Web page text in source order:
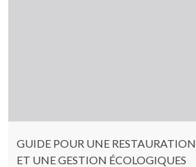
GUIDE POUR UNE RESTAURATION
ET UNE GESTION ÉCOLOGIQUES